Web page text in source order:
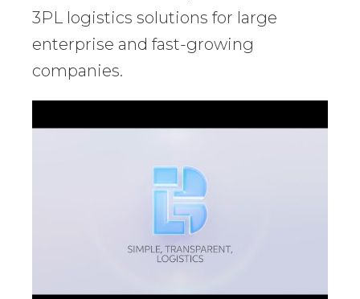
3PL logistics solutions for large
enterprise and fast-growing
companies.